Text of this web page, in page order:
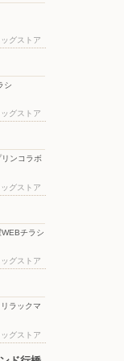
ッグストア
シ
ッグストア
ンコラボ
ッグストア
チラシ
ッグストア
ラックマ
ッグストア